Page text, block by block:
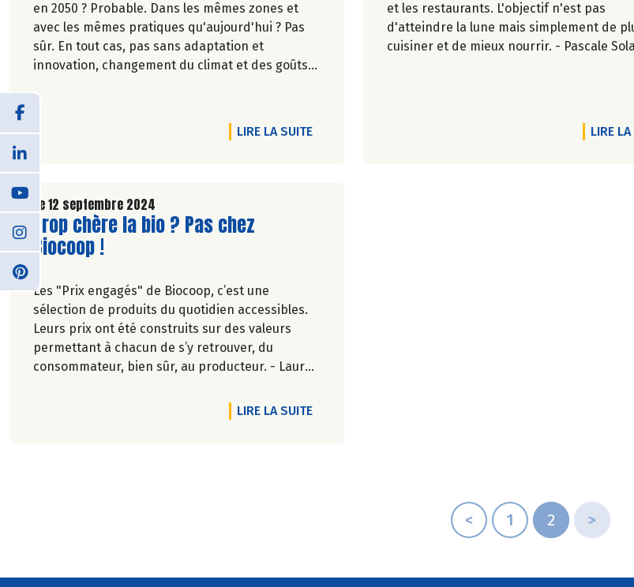
en 2050 ? Probable. Dans les mêmes zones et
avec les mêmes pratiques qu'aujourd'hui ? Pas
sûr. En tout cas, pas sans adaptation et
innovation, changement du climat et des goûts
LIRE LA SUITEDE L'ARTICLE 2050, OÙ (EN) SERA LA VIGNE ?
et les restaurants. L'objectif n'est pas
d'atteindre la lune mais simplement de
cuisiner et de mieux nourrir. - Pascale
LIRE
Le 12 septembre 2024
Lire la suite de l'article
Trop chère la bio ? Pas chez
Biocoop !
Les "Prix engagés" de Biocoop, c’est une
sélection de produits du quotidien accessibles.
Leurs prix ont été construits sur des valeurs
permettant à chacun de s’y retrouver, du
consommateur, bien sûr, au producteur. - Laure
LIRE LA SUITEDE L'ARTICLE TROP CHÈRE LA BIO ? PAS CHEZ BIOCOOP !
< 1 2 >